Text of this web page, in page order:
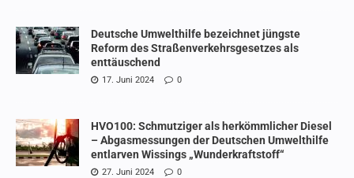
Deutsche Umwelthilfe bezeichnet jüngste
Reform des Straßenverkehrsgesetzes als
enttäuschend
17. Juni 2024 0
HVO100: Schmutziger als herkömmlicher Diesel
– Abgasmessungen der Deutschen Umwelthilfe
entlarven Wissings „Wunderkraftstoff“
27. Juni 2024 0